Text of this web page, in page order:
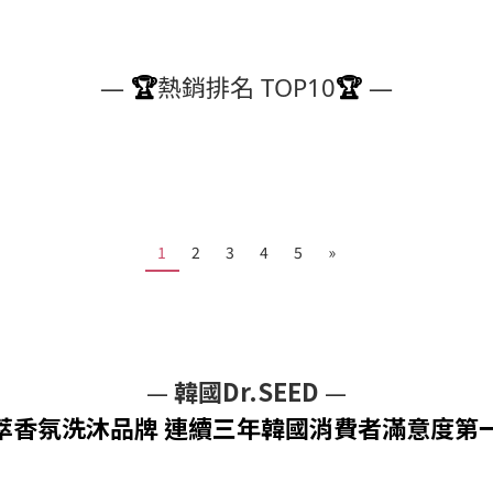
— 🏆熱銷排名 TOP10🏆 —
1 2 3 4 5 »
—韓國Dr.SEED —
香氛洗沐品牌 連續三年韓國消費者滿意度第